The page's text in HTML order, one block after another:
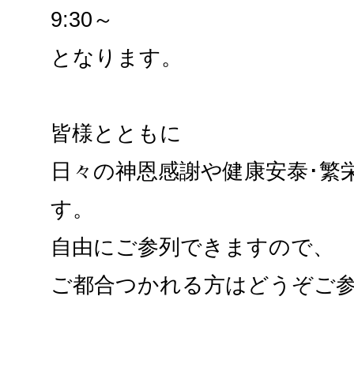
9:30～
となります。
皆様とともに
日々の神恩感謝や健康安泰･
す。
自由にご参列できますので、
ご都合つかれる方はどうぞご